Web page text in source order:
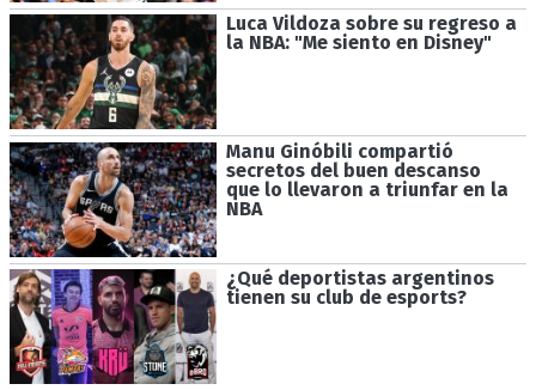
Luca Vildoza sobre su regreso a
la NBA: "Me siento en Disney"
Manu Ginóbili compartió
secretos del buen descanso
que lo llevaron a triunfar en la
NBA
¿Qué deportistas argentinos
tienen su club de esports?